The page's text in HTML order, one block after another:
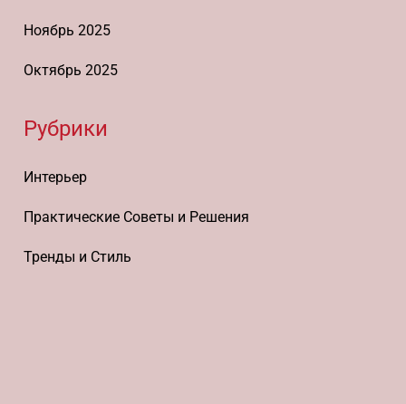
Ноябрь 2025
Октябрь 2025
Рубрики
Интерьер
Практические Советы и Решения
Тренды и Стиль